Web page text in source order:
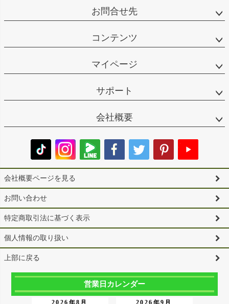
お問合せ先
コンテンツ
マイページ
サポート
会社概要
会社概要ページを見る
お問い合わせ
特定商取引法に基づく表示
個人情報の取り扱い
上部に戻る
営業日カレンダー